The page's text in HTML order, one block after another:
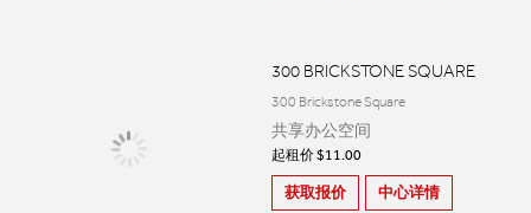
300 BRICKSTONE SQUARE
300 Brickstone Square
共享办公空间
起租价 $11.00
获取报价 中心详情